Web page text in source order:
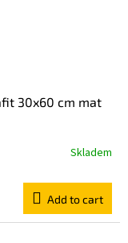
30x60 cm mat
Skladem
Add to cart